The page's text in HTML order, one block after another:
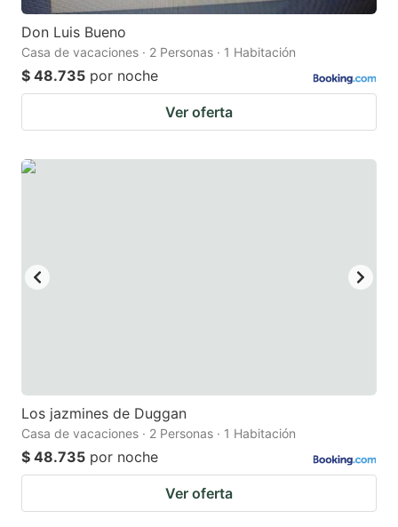
Don Luis Bueno
Casa de vacaciones · 2 Personas · 1 Habitación
$ 48.735 por noche
Ver oferta
Los jazmines de Duggan
Casa de vacaciones · 2 Personas · 1 Habitación
$ 48.735 por noche
Ver oferta